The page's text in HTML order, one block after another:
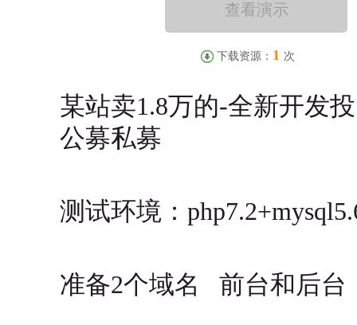
查看演示
下载资源： 1 次
某站卖1.8万的-全新开发
公募私募
测试环境：
准备2个域名 前台和后台